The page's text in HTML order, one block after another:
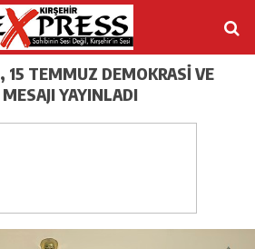
15 TEMMUZ DEMOKRASİ VE
YAYINLADI